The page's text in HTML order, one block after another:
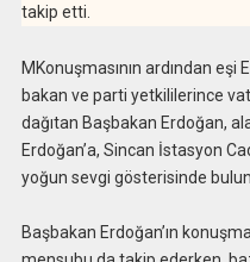
takip etti.
MKonuşmasının ardından
bakan ve parti yetkililerince
dağıtan Başbakan Erdoğan,
Erdoğan’a, Sincan İstasyon
yoğun sevgi gösterisinde
Başbakan Erdoğan’ın